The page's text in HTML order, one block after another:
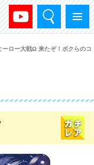
メニュー
検索
ロー大戦Ω 来たぞ！ボクらのコ